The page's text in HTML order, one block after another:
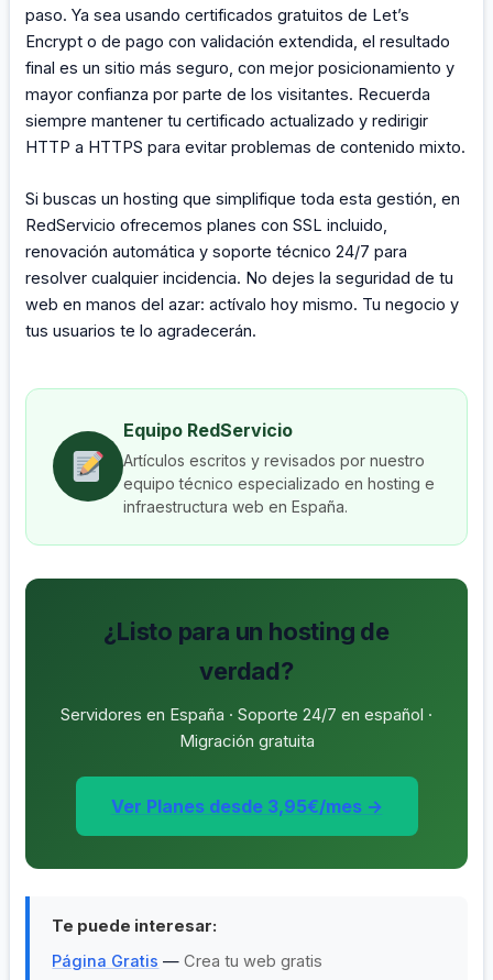
paso. Ya sea usando certificados gratuitos de Let’s
Encrypt o de pago con validación extendida, el resultado
final es un sitio más seguro, con mejor posicionamiento y
mayor confianza por parte de los visitantes. Recuerda
siempre mantener tu certificado actualizado y redirigir
HTTP a HTTPS para evitar problemas de contenido mixto.
Si buscas un hosting que simplifique toda esta gestión, en
RedServicio ofrecemos planes con SSL incluido,
renovación automática y soporte técnico 24/7 para
resolver cualquier incidencia. No dejes la seguridad de tu
web en manos del azar: actívalo hoy mismo. Tu negocio y
tus usuarios te lo agradecerán.
Equipo RedServicio
Artículos escritos y revisados por nuestro
equipo técnico especializado en hosting e
infraestructura web en España.
¿Listo para un hosting de
verdad?
Servidores en España · Soporte 24/7 en español ·
Migración gratuita
Ver Planes desde 3,95€/mes →
Te puede interesar:
Página Gratis —Crea tu web gratis